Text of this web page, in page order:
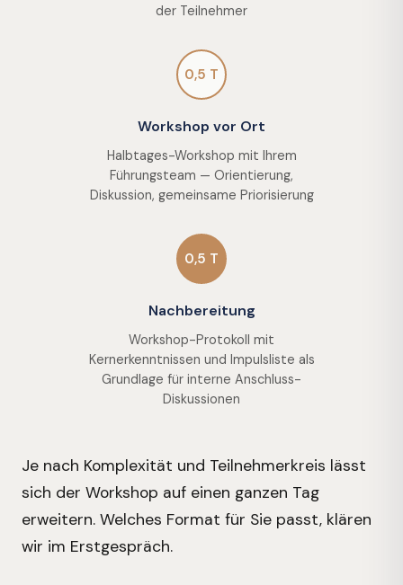
der Teilnehmer
0,5 T
Workshop vor Ort
Halbtages-Workshop mit Ihrem
Führungsteam — Orientierung,
Diskussion, gemeinsame Priorisierung
0,5 T
Nachbereitung
Workshop-Protokoll mit
Kernerkenntnissen und Impulsliste als
Grundlage für interne Anschluss-
Diskussionen
Je nach Komplexität und Teilnehmerkreis lässt
sich der Workshop auf einen ganzen Tag
erweitern. Welches Format für Sie passt, klären
wir im Erstgespräch.